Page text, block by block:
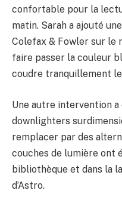
confortable pour la
matin. Sarah a ajouté
Colefax & Fowler sur le
faire passer la couleur
coudre tranquillement
Une autre intervention
downlighters
remplacer par des
couches de lumière ont
bibliothèque et dans la
d’Astro.